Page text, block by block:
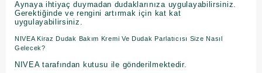
Aynaya ihtiyaç duymadan dudaklarınıza uygulayabilirsiniz.
Gerektiğinde ve rengini artırmak için kat kat
uygulayabilirsiniz.
NIVEA Kiraz Dudak Bakım Kremi Ve Dudak Parlatıcısı Size Nasıl
Gelecek?
NIVEA tarafından kutusu ile gönderilmektedir.